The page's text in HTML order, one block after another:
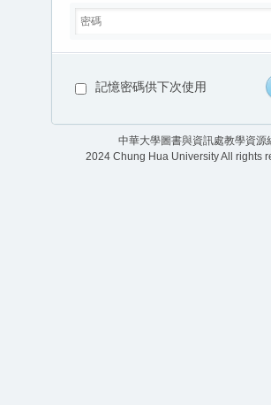
記憶密碼供下次使用
中華大學圖書與資訊處教學資源
2024 Chung Hua University All rights